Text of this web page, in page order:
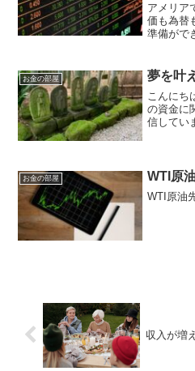
アメリア
価も為替
準備がで
お金の部屋 夢を叶
こんにち
の資金に
信してい
それも大
お金の部屋 WTI原
WTI原油
収入が増